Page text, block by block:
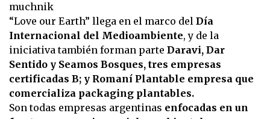
muchnik
“Love our Earth” llega en el marco del Día
Internacional del Medioambiente, y de la
iniciativa también forman parte Daravi, Dar
Sentido y Seamos Bosques, tres empresas
certificadas B; y Romaní Plantable empresa que
comercializa packaging plantables.
Son todas empresas argentinas enfocadas en un